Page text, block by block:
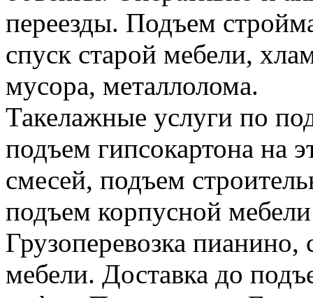
переезды. Подъем
спуск старой мебели,
мусора, металлолома.
Такелажные услуги по
подъем гипсокартона на
смесей, подъем
подъем корпусной
Грузоперевозка
мебели. Доставка до